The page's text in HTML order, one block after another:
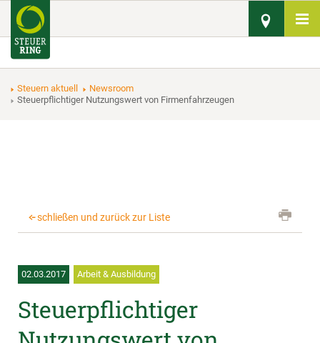
Steuern aktuell
Newsroom
Steuerpflichtiger Nutzungswert von Firmenfahrzeugen
schließen und zurück zur Liste
02.03.2017 Arbeit & Ausbildung
Steuerpflichtiger